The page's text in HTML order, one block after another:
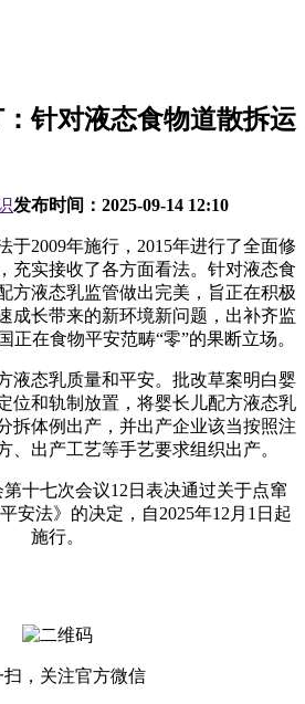
针对液态食物道散拆运
发布时间： 2025-09-14 12:10
2009年施行，2015年进行了全面修
充实接收了各方面看法。针对液态食
方液态乳监管做出完美，旨正在积极
成长带来的新环境新问题，出补齐监
正在食物平安范畴“零”的果断立场。
态乳质量和平安。批改草案明白婴
位和轨制放置，将婴长儿配方液态乳
拆体例出产，并出产企业该当按照注
、出产工艺等手艺要求组织出产。
七次会议12日表决通过关于点窜
安法》的决定，自2025年12月1日起
施行。
扫，关注官方微信